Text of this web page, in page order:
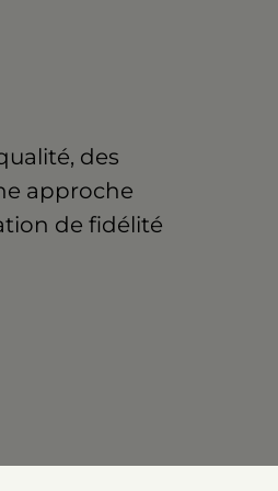
des
approche
de fidélité